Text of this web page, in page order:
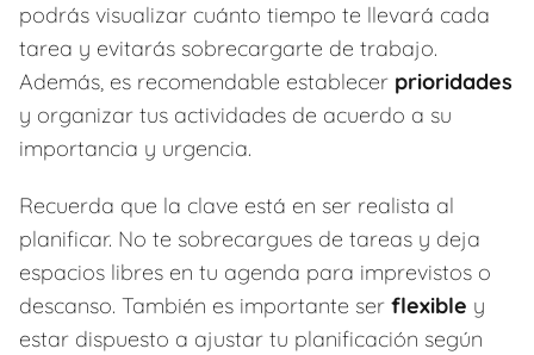
podrás visualizar cuánto tiempo te llevará cada
tarea y evitarás sobrecargarte de trabajo.
Además, es recomendable establecer prioridades
y organizar tus actividades de acuerdo a su
importancia y urgencia.
Recuerda que la clave está en ser realista al
planificar. No te sobrecargues de tareas y deja
espacios libres en tu agenda para imprevistos o
descanso. También es importante ser flexible y
estar dispuesto a ajustar tu planificación según